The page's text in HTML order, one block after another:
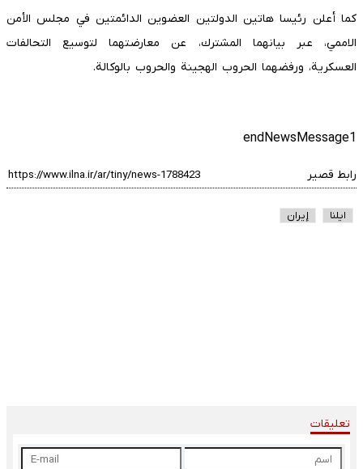
كما أعلن رئيسا هاتين الدولتين العضوين الدائمتين في مجلس الأمن
الاممي، عبر بيانهما المشترك، عن معارضتهما لتوسيع التحالفات
العسكرية، ورفضهما الحروب الهجينة والحروب بالوكالة.
endNewsMessage1
رابط قصير
ایلنا إيران
تعليقات